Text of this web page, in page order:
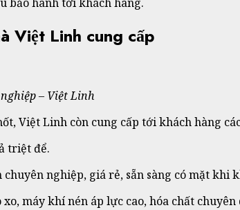
Việt Linh cung cấp
– Việt Linh
Việt Linh còn cung cấp tới khách hàng
triệt để.
nghiệp, giá rẻ, sẵn sàng có mặt khi
máy khí nén áp lực cao, hóa chất chuyên